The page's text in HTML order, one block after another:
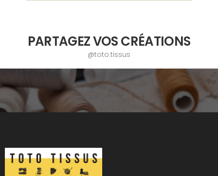
PARTAGEZ VOS CRÉATIONS
@toto.tissus